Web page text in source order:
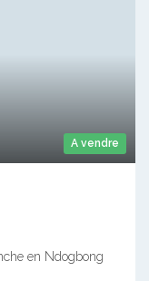
A vendre
en Ndogbong